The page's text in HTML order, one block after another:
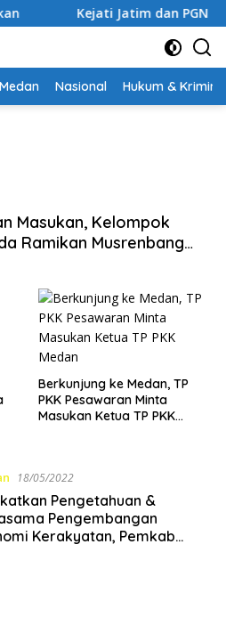
Kejati Jatim dan PGN Bangun
Medan Nasional Hukum &
Masukan, Kelompok
Ramikan Musrenbang
Berkunjung ke Medan, TP
PKK Pesawaran Minta
Masukan Ketua TP PKK
18/05/2022
Pengetahuan &
Pengembangan
Kerakyatan, Pemkab